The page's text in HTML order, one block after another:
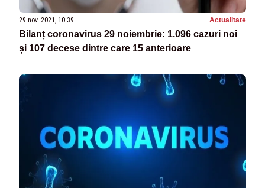
29 nov. 2021, 10:39 Actualitate
Bilanț coronavirus 29 noiembrie: 1.096 cazuri noi
și 107 decese dintre care 15 anterioare